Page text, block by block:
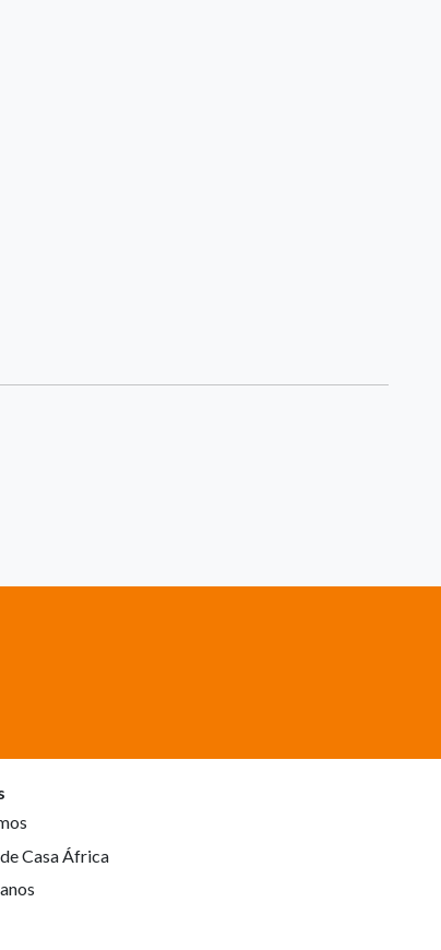
Casa África